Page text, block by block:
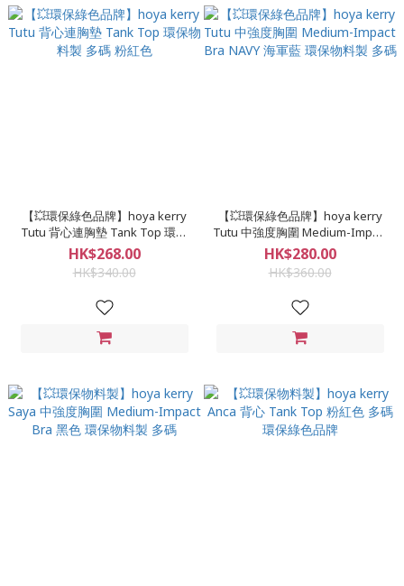
【💥環保綠色品牌】hoya kerry
Tutu 背心連胸墊 Tank Top 環保
物料製 多碼 粉紅色
HK$268.00
HK$340.00
【💥環保綠色品牌】hoya kerry
Tutu 中強度胸圍 Medium-Impact
Bra NAVY 海軍藍 環保物料製 多碼
HK$280.00
HK$360.00